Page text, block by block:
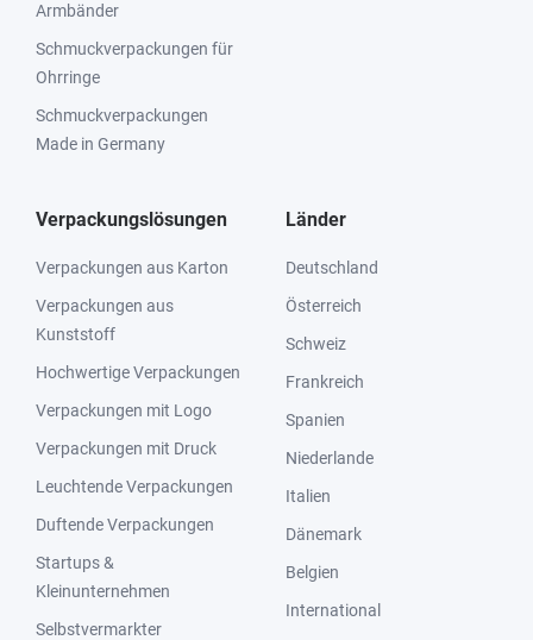
Armbänder
Schmuckverpackungen für
Ohrringe
Schmuckverpackungen
Made in Germany
Verpackungslösungen
Verpackungen aus Karton
Verpackungen aus
Kunststoff
Hochwertige Verpackungen
Verpackungen mit Logo
Verpackungen mit Druck
Leuchtende Verpackungen
Duftende Verpackungen
Startups &
Kleinunternehmen
Selbstvermarkter
Länder
Deutschland
Österreich
Schweiz
Frankreich
Spanien
Niederlande
Italien
Dänemark
Belgien
International